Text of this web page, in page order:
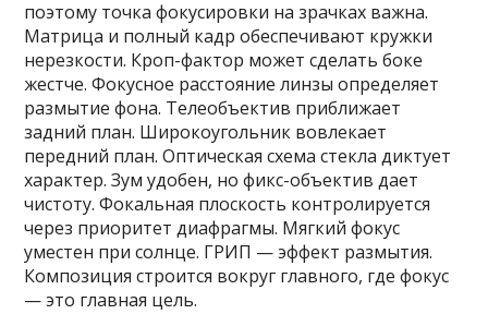
поэтому точка фокусировки на зрачках важна.
Матрица и полный кадр обеспечивают кружки
нерезкости. Кроп-фактор может сделать боке
жестче. Фокусное расстояние линзы определяет
размытие фона. Телеобъектив приближает
задний план. Широкоугольник вовлекает
передний план. Оптическая схема стекла диктует
характер. Зум удобен, но фикс-объектив дает
чистоту. Фокальная плоскость контролируется
через приоритет диафрагмы. Мягкий фокус
уместен при солнце. ГРИП — эффект размытия.
Композиция строится вокруг главного, где фокус
— это главная цель.